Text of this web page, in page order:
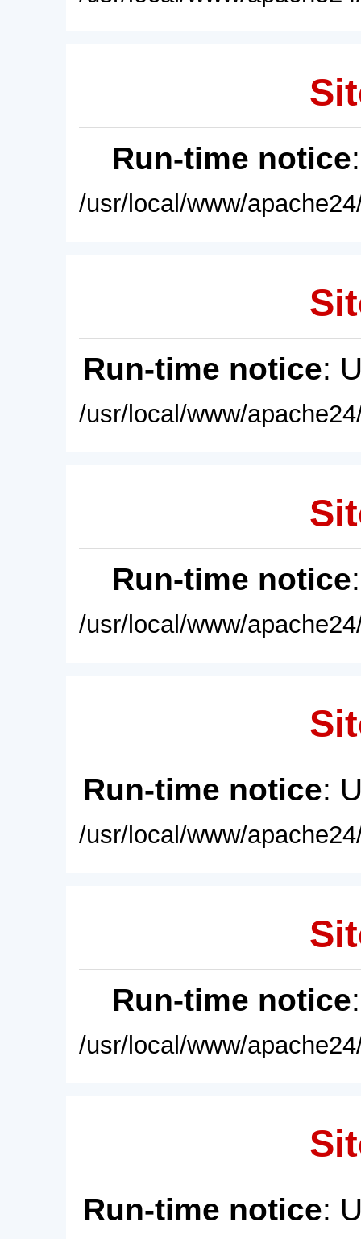
Run-time notice
/usr/local/www/
Run-time notice:
/usr/local/www/
Run-time notice
/usr/local/www/
Run-time notice:
/usr/local/www/
Run-time notice
/usr/local/www/
Run-time notice: